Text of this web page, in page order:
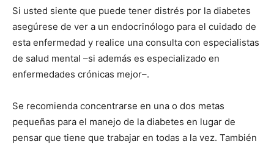
Si usted siente que puede tener distrés por la diabetes
asegúrese de ver a un endocrinólogo para el cuidado de
esta enfermedad y realice una consulta con especialistas
de salud mental –si además es especializado en
enfermedades crónicas mejor–.
Se recomienda concentrarse en una o dos metas
pequeñas para el manejo de la diabetes en lugar de
pensar que tiene que trabajar en todas a la vez. También